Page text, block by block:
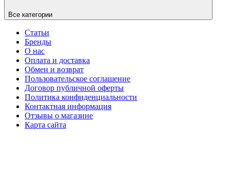
Все категории
Статьи
Бренды
О нас
Оплата и доставка
Обмен и возврат
Пользовательское соглашение
Договор публичной оферты
Политика конфиденциальности
Контактная информация
Отзывы о магазине
Карта сайта